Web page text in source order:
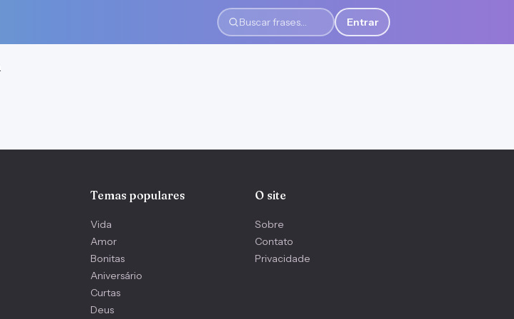
Buscar frases
Entrar
Temas populares
Vida
Amor
Bonitas
Aniversário
Curtas
Deus
O site
Sobre
Contato
Privacidade